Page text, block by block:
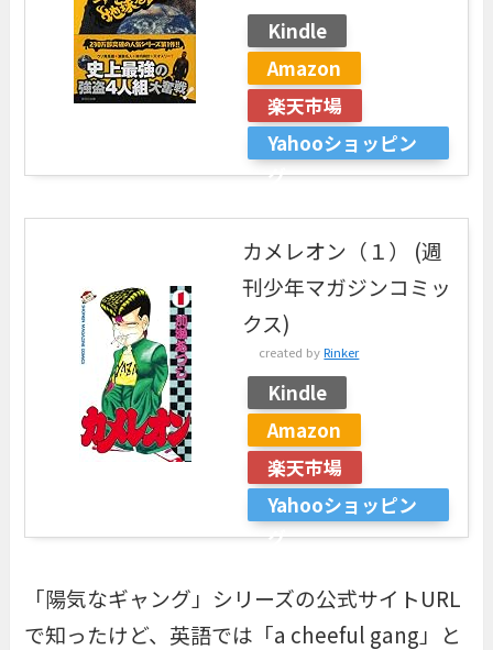
Kindle
Amazon
楽天市場
Yahooショッピン
グ
カメレオン（１） (週
刊少年マガジンコミッ
クス)
created byRinker
Kindle
Amazon
楽天市場
Yahooショッピン
グ
「陽気なギャング」シリーズの公式サイトURL
で知ったけど、英語では「a cheeful gang」と